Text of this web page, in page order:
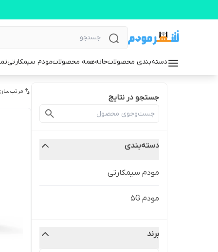
دسته‌بندی محصولاتخانههمه محصولاتمودم سیمکارتی
جستجو در نتایج
دسته‌بندی
مودم سیمکارتی
مودم 5G
برند